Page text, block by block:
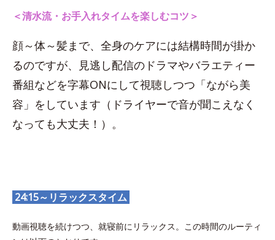
＜清水流・お手入れタイムを楽しむコツ＞
顔～体～髪まで、全身のケアには結構時間が掛か
るのですが、見逃し配信のドラマやバラエティー
番組などを字幕ONにして視聴しつつ「ながら美
容」をしています（ドライヤーで音が聞こえなく
なっても大丈夫！）。
24:15～リラックスタイム
動画視聴を続けつつ、就寝前にリラックス。この時間のルーティ